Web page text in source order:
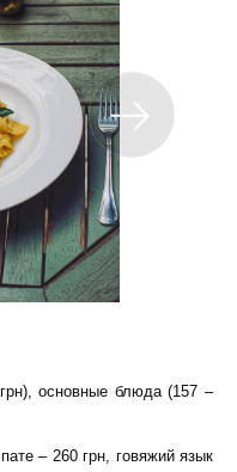
основные блюда (157 –
– 260 грн, говяжий язык